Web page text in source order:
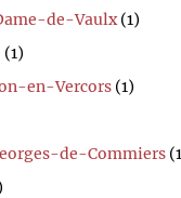
de-Vaulx(1)
(1)
en-Vercors (1)
de-Commiers